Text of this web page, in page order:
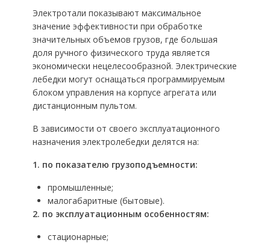
Электротали показывают максимальное
значение эффективности при обработке
значительных объемов грузов, где большая
доля ручного физического труда является
экономически нецелесообразной. Электрические
лебедки могут оснащаться программируемым
блоком управления на корпусе агрегата или
дистанционным пультом.
В зависимости от своего эксплуатационного
назначения электролебедки делятся на:
1. по показателю грузоподъемности:
промышленные;
малогабаритные (бытовые).
2. по эксплуатационным особенностям:
стационарные;